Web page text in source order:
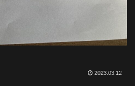
2023.03.12